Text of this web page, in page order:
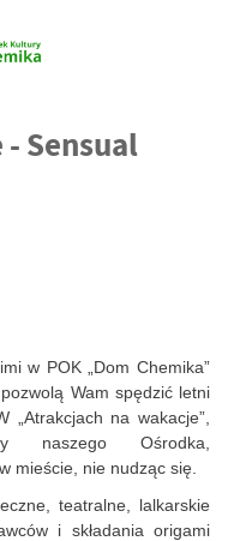
Sensual
w POK „Dom Chemika”
Wam spędzić letni
na wakacje”,
naszego Ośrodka,
mieście, nie nudząc się.
teatralne, lalkarskie
i składania origami